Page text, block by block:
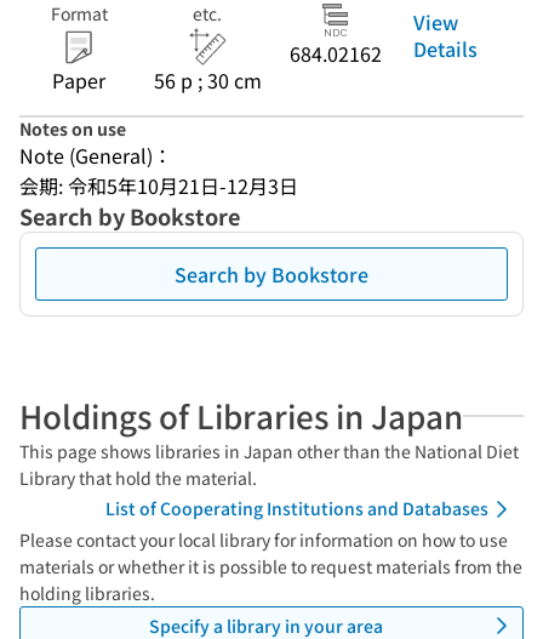
Format
Paper
etc.
56 p ; 30 cm
684.02162
View
Details
Notes on use
Note (General)：
会期: 令和5年10月21日-12月3日
Search by Bookstore
Search by Bookstore
Holdings of Libraries in Japan
This page shows libraries in Japan other than the National Diet
Library that hold the material.
List of Cooperating Institutions and Databases
Please contact your local library for information on how to use
materials or whether it is possible to request materials from the
holding libraries.
Specify a library in your area